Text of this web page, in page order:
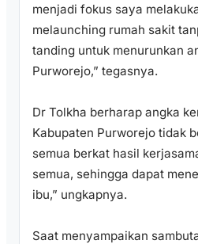
menjadi fokus saya
melaunching rumah sakit
tanding untuk menurunkan
Purworejo,” tegasnya.
Dr Tolkha berharap angka
Kabupaten Purworejo tidak
semua berkat hasil
semua, sehingga dapat
ibu,” ungkapnya.
Saat menyampaikan